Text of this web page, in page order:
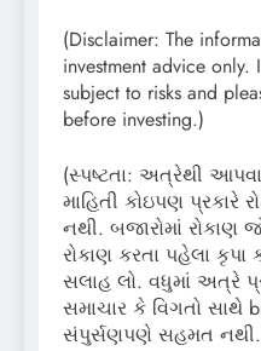
(Disclaimer: The
investment advice only.
subject to risks and
before investing.)
(સ્પષ્ટતા: અત્રેથી
માહિતી કોઇપણ પ્રકારે
નથી. બજારોમાં
રોકાણ કરતા પહેલા કૃપા
સલાહ લો. વધુમાં અત્રે
સમાચાર કે વિગતો સાથે
સંપુર્સણપણે સહમત